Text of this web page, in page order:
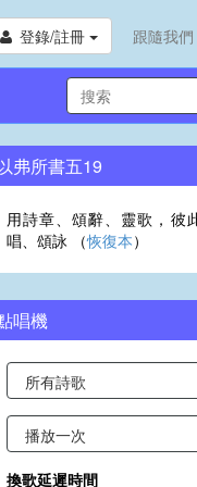
登錄/註冊 跟隨我們
弗所書五19
用詩章、頌辭、靈歌，彼
唱、頌詠 （恢復本）
唱機
換歌延遲時間